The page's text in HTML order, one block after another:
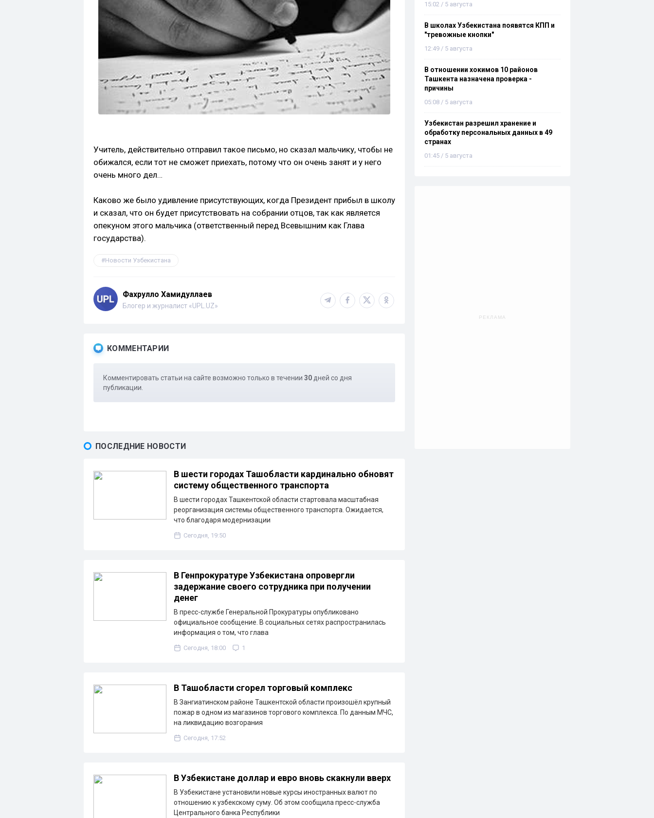
Учитель, действительно отправил такое письмо, но сказал мальчику, чтобы не
обижался, если тот не сможет приехать, потому что он очень занят и у него
очень много дел…
Каково же было удивление присутствующих, когда Президент прибыл в школу
и сказал, что он будет присутствовать на собрании отцов, так как является
опекуном этого мальчика (ответственный перед Всевышним как Глава
государства).
Новости Узбекистана
Фахрулло Хамидуллаев
Блогер и журналист «UPL.UZ»
КОММЕНТАРИИ
Комментировать статьи на сайте возможно только в течении 30 дней со дня
публикации.
ПОСЛЕДНИЕ НОВОСТИ
В шести городах Ташобласти кардинально обновят
систему общественного транспорта
В шести городах Ташкентской области стартовала масштабная
реорганизация системы общественного транспорта. Ожидается,
что благодаря модернизации
Сегодня, 19:50
В Генпрокуратуре Узбекистана опровергли
задержание своего сотрудника при получении
денег
В пресс-службе Генеральной Прокуратуры опубликовано
официальное сообщение. В социальных сетях распространилась
информация о том, что глава
Сегодня, 18:00 1
В Ташобласти сгорел торговый комплекс
В Зангиатинском районе Ташкентской области произошёл крупный
пожар в одном из магазинов торгового комплекса. По данным МЧС,
на ликвидацию возгорания
Сегодня, 17:52
В Узбекистане доллар и евро вновь скакнули вверх
В Узбекистане установили новые курсы иностранных валют по
отношению к узбекскому суму. Об этом сообщила пресс-служба
Центрального банка Республики
15:02 / 5 августа
В школах Узбекистана появятся КПП и
"тревожные кнопки"
12:49 / 5 августа
В отношении хокимов 10 районов
Ташкента назначена проверка -
причины
05:08 / 5 августа
Узбекистан разрешил хранение и
обработку персональных данных в 49
странах
01:45 / 5 августа